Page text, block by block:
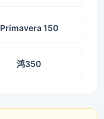
Primavera 150
鸿350